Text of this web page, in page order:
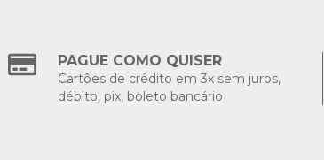
PAGUE COMO QUISER
Cartões de crédito em 3x sem juros,
débito, pix, boleto bancário